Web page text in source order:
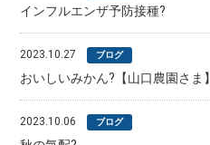
インフルエンザ予防接種?
2023.10.27 ブログ
おいしいみかん?【山口農園さま】
2023.10.06 ブログ